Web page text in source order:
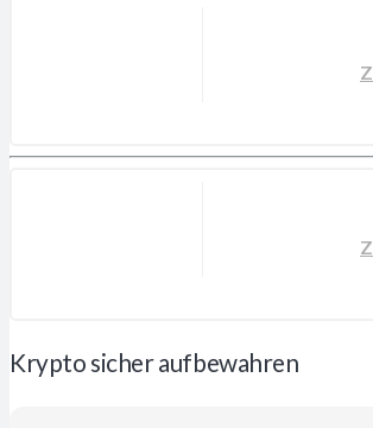
Krypto sicher aufbewahren